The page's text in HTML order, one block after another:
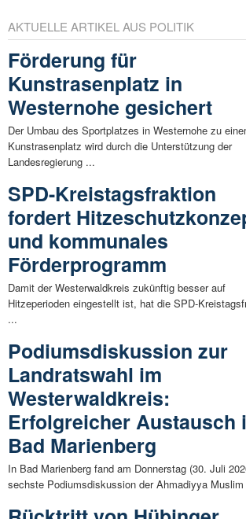
AKTUELLE ARTIKEL AUS POLITIK
Förderung für
Kunstrasenplatz in
Westernohe gesichert
Der Umbau des Sportplatzes in Westernohe zu
Kunstrasenplatz wird durch die Unterstützung der
Landesregierung ...
SPD-Kreistagsfraktion
fordert
und kommunales
Förderprogramm
Damit der Westerwaldkreis zukünftig besser auf
Hitzeperioden eingestellt ist, hat die SPD-
...
Podiumsdiskussion zur
Landratswahl im
Westerwaldkreis:
Erfolgreicher Austausch
Bad Marienberg
In Bad Marienberg fand am Donnerstag (30. Juli
sechste Podiumsdiskussion der Ahmadiyya